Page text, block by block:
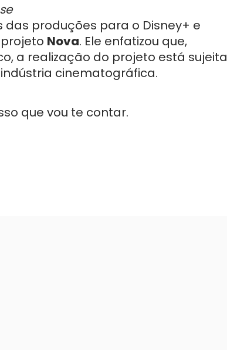
das produções para o Disney+ e
Nova. Ele enfatizou que,
a realização do projeto está sujeita
cinematográfica.
que vou te contar.